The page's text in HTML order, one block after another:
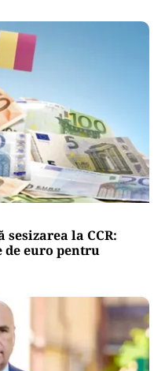
sesizarea la CCR:
de euro pentru